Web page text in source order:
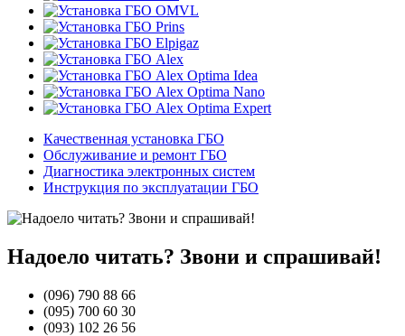
Качественная установка ГБО
Обслуживание и ремонт ГБО
Диагностика электронных систем
Инструкция по эксплуатации ГБО
Надоело читать? Звони и спрашивай!
(096) 790 88 66
(095) 700 60 30
(093) 102 26 56